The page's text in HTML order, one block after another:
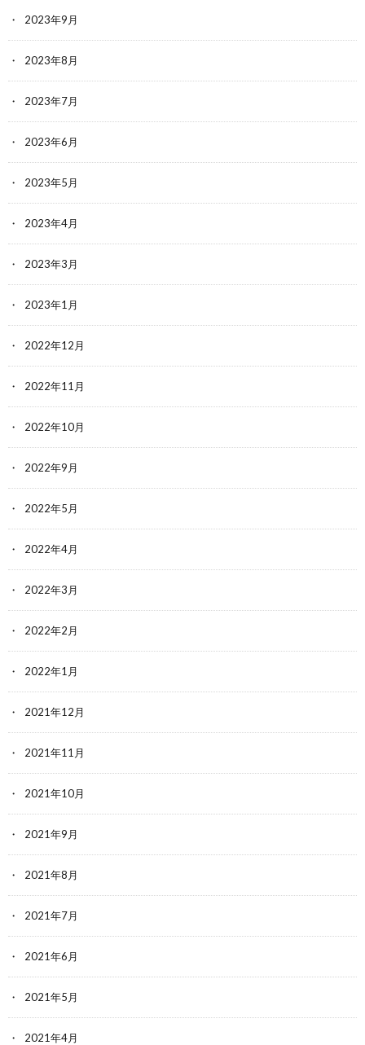
2023年9月
2023年8月
2023年7月
2023年6月
2023年5月
2023年4月
2023年3月
2023年1月
2022年12月
2022年11月
2022年10月
2022年9月
2022年5月
2022年4月
2022年3月
2022年2月
2022年1月
2021年12月
2021年11月
2021年10月
2021年9月
2021年8月
2021年7月
2021年6月
2021年5月
2021年4月